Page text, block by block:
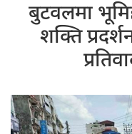
बुटवलमा
शक्ति